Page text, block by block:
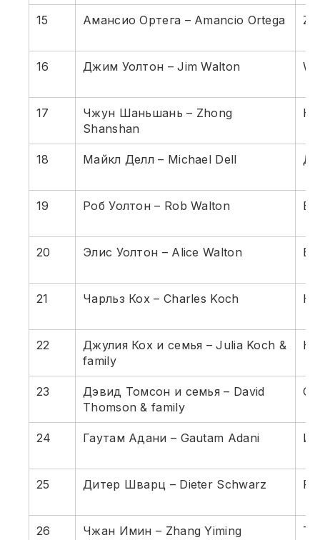
15 Амансио Ортега – Amancio Ortega
16 Джим Уолтон – Jim Walton
17
Чжун Шаньшань – Zhong
Shanshan
18 Майкл Делл – Michael Dell
19 Роб Уолтон – Rob Walton
20 Элис Уолтон – Alice Walton
21 Чарльз Кох – Charles Koch
22
Джулия Кох и семья – Julia Koch &
family
23
Дэвид Томсон и семья – David
Thomson & family
24 Гаутам Адани – Gautam Adani
25 Дитер Шварц – Dieter Schwarz
26 Чжан Имин – Zhang Yiming